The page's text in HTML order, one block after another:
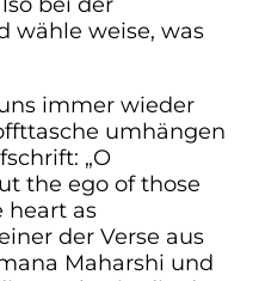
wähle weise, was
immer wieder
umhängen
„O
the ego of those
heart as
der Verse aus
Maharshi und